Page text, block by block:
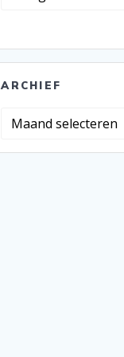
ARCHIEF
Archief